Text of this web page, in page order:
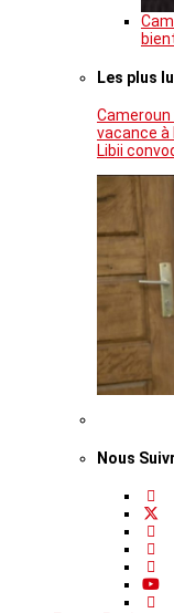
Les plus
Cameroun
vacance à
Libii
Nous